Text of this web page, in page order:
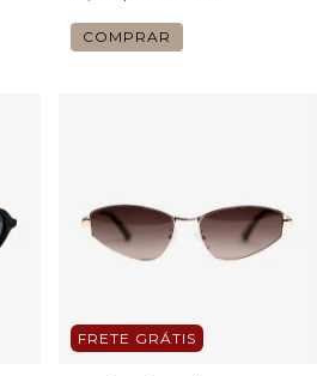
COMPRAR
FRETE GRÁTIS